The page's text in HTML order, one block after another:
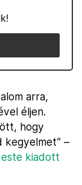
arra,
éljen.
hogy
kegyelmet” –
kiadott